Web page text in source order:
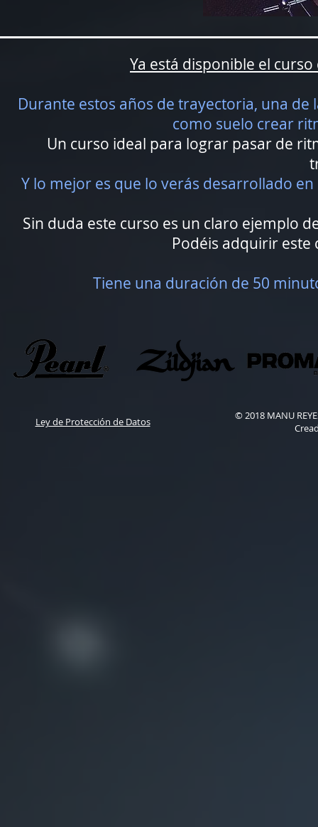
Ya está disponible el
Durante estos años de trayectoria, una
como suelo crear
Un curso ideal para lograr pasar de
Y lo mejor es que lo verás desarrollado
Sin duda este curso es un claro ejemplo
Podéis adquirir
Tiene una duración de 50
Ley de Protección de Datos
© 2018 MANU